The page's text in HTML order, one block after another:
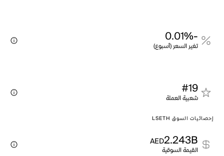
-0.01%
تغير السعر (أسبوع)
#19
شعبية العملة
إحصائيات السوق LSETH
2.243B
AED
القيمة السوقية